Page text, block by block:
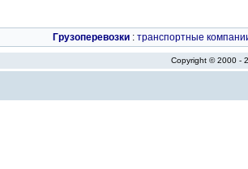
Грузоперевозки : транспортные
Copyright © 2000 -